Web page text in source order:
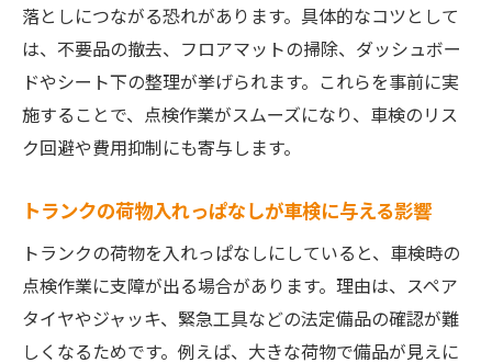
落としにつながる恐れがあります。具体的なコツとして
は、不要品の撤去、フロアマットの掃除、ダッシュボー
ドやシート下の整理が挙げられます。これらを事前に実
施することで、点検作業がスムーズになり、車検のリス
ク回避や費用抑制にも寄与します。
トランクの荷物入れっぱなしが車検に与える影響
トランクの荷物を入れっぱなしにしていると、車検時の
点検作業に支障が出る場合があります。理由は、スペア
タイヤやジャッキ、緊急工具などの法定備品の確認が難
しくなるためです。例えば、大きな荷物で備品が見えに